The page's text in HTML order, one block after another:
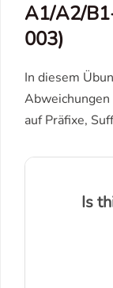
A1/A2/
003)
In diesem
Abweichungen
auf Präfixe,
Is